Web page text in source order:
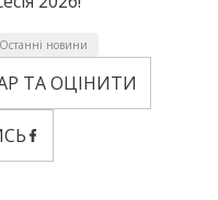
Останні новини
ТА ОЦІНИТИ